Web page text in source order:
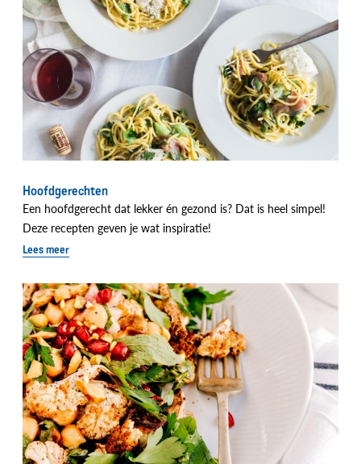
Hoofdgerechten
Een hoofdgerecht dat lekker én gezond is? Dat is heel simpel!
Deze recepten geven je wat inspiratie!
Lees meer